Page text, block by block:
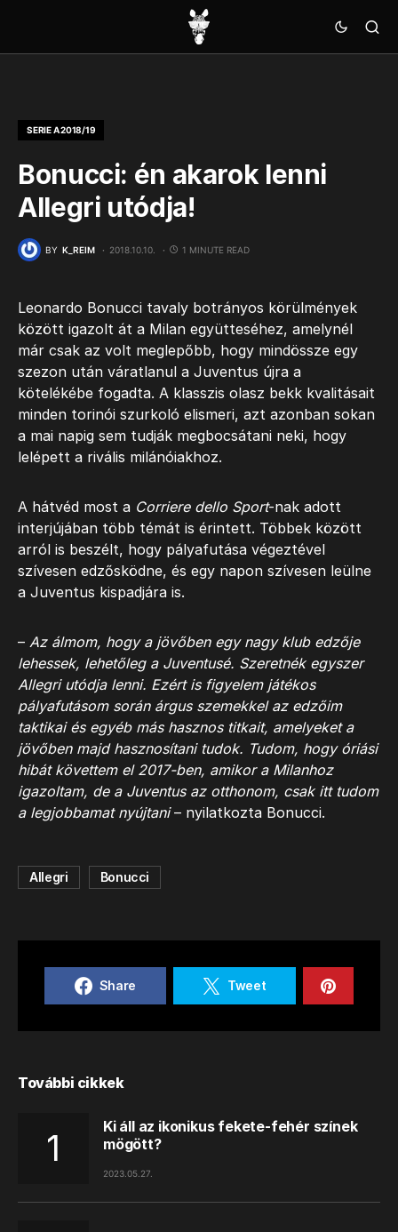
SERIE A 2018/19
Bonucci: én akarok lenni
Allegri utódja!
BY K_REIM 2018.10.10. 1 MINUTE READ
Leonardo Bonucci tavaly botrányos körülmények
között igazolt át a Milan együtteséhez, amelynél
már csak az volt meglepőbb, hogy mindössze egy
szezon után váratlanul a Juventus újra a
kötelékébe fogadta. A klasszis olasz bekk kvalitásait
minden torinói szurkoló elismeri, azt azonban sokan
a mai napig sem tudják megbocsátani neki, hogy
lelépett a rivális milánóiakhoz.
A hátvéd most a Corriere dello Sport-nak adott
interjújában több témát is érintett. Többek között
arról is beszélt, hogy pályafutása végeztével
szívesen edzősködne, és egy napon szívesen leülne
a Juventus kispadjára is.
– Az álmom, hogy a jövőben egy nagy klub edzője
lehessek, lehetőleg a Juventusé. Szeretnék egyszer
Allegri utódja lenni. Ezért is figyelem játékos
pályafutásom során árgus szemekkel az edzőim
taktikai és egyéb más hasznos titkait, amelyeket a
jövőben majd hasznosítani tudok. Tudom, hogy óriási
hibát követtem el 2017-ben, amikor a Milanhoz
igazoltam, de a Juventus az otthonom, csak itt tudom
a legjobbamat nyújtani– nyilatkozta Bonucci.
Allegri Bonucci
Share Tweet
További cikkek
Ki áll az ikonikus fekete-fehér színek
mögött?
2023.05.27.